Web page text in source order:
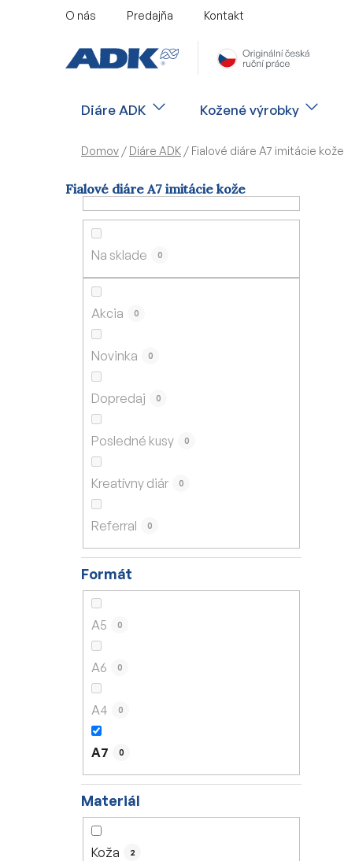
O nás Predajňa Kontakt
Diáre ADK Kožené výrobky
Domov / Diáre ADK / Fialové diáre A7 imitácie kože
Fialové diáre A7 imitácie kože
Na sklade 0
Akcia 0
Novinka 0
Dopredaj 0
Posledné kusy 0
Kreatívny diár 0
Referral 0
Formát
A5 0
A6 0
A4 0
A7 0
Materiál
Koža 2